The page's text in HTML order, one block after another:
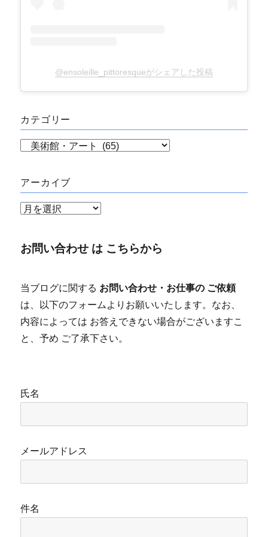
@ensoleille_pittoresqueがシェアした投稿
カテゴリー
ゴ
リ
ー
アーカイブ
ア
カ
お問い合わせ は こちらから
当ブログに関する お問い合わせ・お仕事の ご依頼
は、以下のフォームよりお願いいたします。なお、
内容によっては お答えできない場合がございますこ
と、予め ご了承下さい。
氏名
メールアドレス
件名